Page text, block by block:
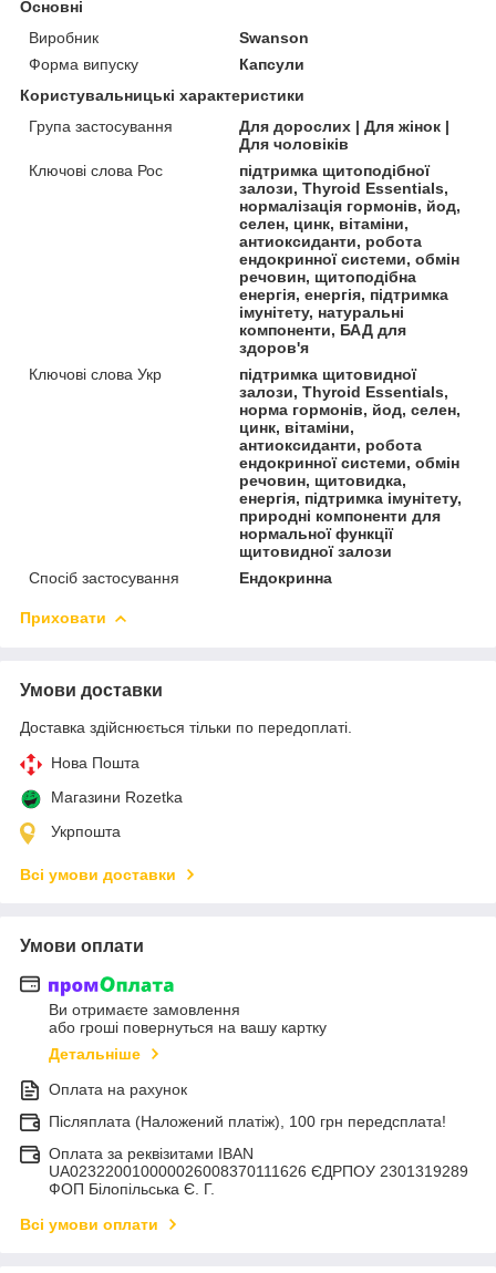
Основні
Виробник
Swanson
Форма випуску
Капсули
Користувальницькі характеристики
Група застосування
Для дорослих | Для жінок |
Для чоловіків
Ключові слова Рос
підтримка щитоподібної
залози, Thyroid Essentials,
нормалізація гормонів, йод,
селен, цинк, вітаміни,
антиоксиданти, робота
ендокринної системи, обмін
речовин, щитоподібна
енергія, енергія, підтримка
імунітету, натуральні
компоненти, БАД для
здоров'я
Ключові слова Укр
підтримка щитовидної
залози, Thyroid Essentials,
норма гормонів, йод, селен,
цинк, вітаміни,
антиоксиданти, робота
ендокринної системи, обмін
речовин, щитовидка,
енергія, підтримка імунітету,
природні компоненти для
нормальної функції
щитовидної залози
Спосіб застосування
Ендокринна
Приховати
Умови доставки
Доставка здійснюється тільки по передоплаті.
Нова Пошта
Магазини Rozetka
Укрпошта
Всі умови доставки
Умови оплати
Ви отримаєте замовлення
або гроші повернуться на вашу картку
Детальніше
Оплата на рахунок
Післяплата (Наложений платіж), 100 грн передсплата!
Оплата за реквізитами IBAN
UA023220010000026008370111626 ЄДРПОУ 2301319289
ФОП Білопільська Є. Г.
Всі умови оплати